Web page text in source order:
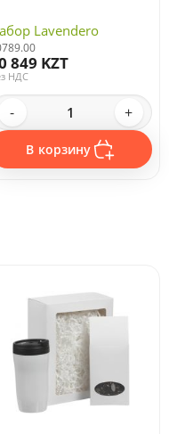
Lavendero
849 KZT
НДС
- +
В корзину